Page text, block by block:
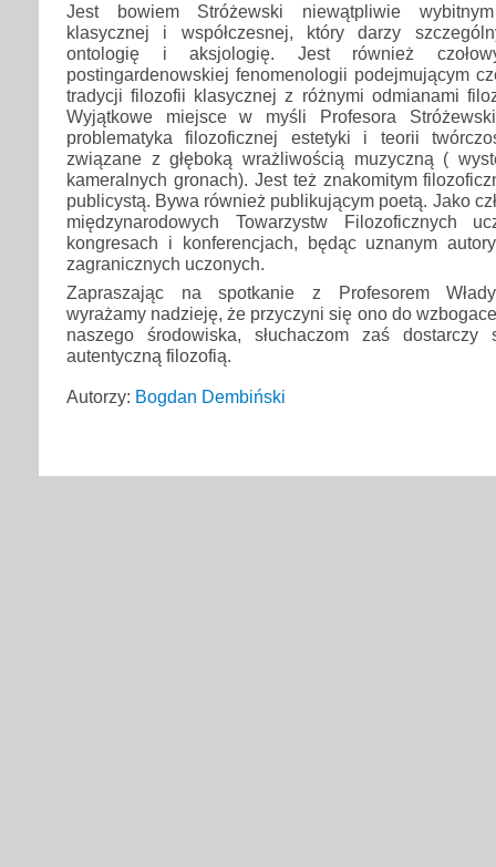
Jest bowiem Stróżewski niewątpliwie
klasycznej i współczesnej, który darzy
ontologię i aksjologię. Jest również
postingardenowskiej fenomenologii podejmującym
tradycji filozofii klasycznej z różnymi odmianami
Wyjątkowe miejsce w myśli Profesora
problematyka filozoficznej estetyki i teorii
związane z głęboką wrażliwością muzyczną (
kameralnych gronach). Jest też znakomitym
publicystą. Bywa również publikującym poetą. Jako
międzynarodowych Towarzystw Filozoficznych
kongresach i konferencjach, będąc uznanym
zagranicznych uczonych.
Zapraszając na spotkanie z Profesorem
wyrażamy nadzieję, że przyczyni się ono do
naszego środowiska, słuchaczom zaś dostarczy
autentyczną filozofią.
Autorzy: Bogdan Dembiński